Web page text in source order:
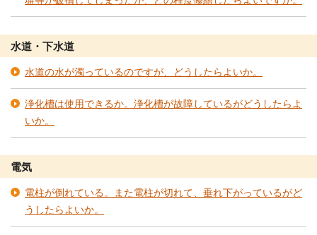
水道・下水道
水道の水が濁っているのですが、どうしたらよいか。
浄化槽は使用できるか。浄化槽が故障しているがどうしたらよ
いか。
電気
電柱が倒れている。また電柱が切れて、垂れ下がっているがど
うしたらよいか。